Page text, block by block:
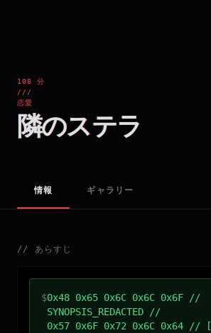
108 分
///
恋愛
隣のステラ
情報 ギャラリー
// あらすじ
$0x48 0x65 0x6C 0x6C 0x6F //
SYNOPSIS_REDACTED //
0x57 0x6F 0x72 0x6C 0x64 // [